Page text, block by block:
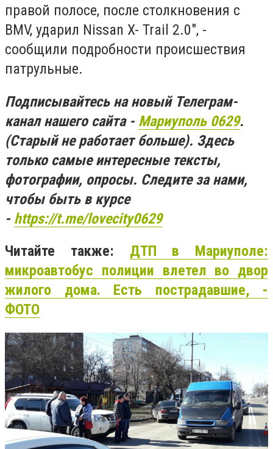
правой полосе, после столкновения с
ВMV, ударил Nissan X- Trail 2.0", -
сообщили подробности происшествия
патрульные.
Подписывайтесь на новый Телеграм-
канал нашего сайта - Мариуполь 0629.
(Старый не работает больше). Здесь
только самые интересные тексты,
фотографии, опросы. Следите за нами,
чтобы быть в курсе
- https://t.me/lovecity0629
Читайте также: ДТП в Мариуполе:
микроавтобус полиции влетел во двор
жилого дома. Есть пострадавшие, -
ФОТО